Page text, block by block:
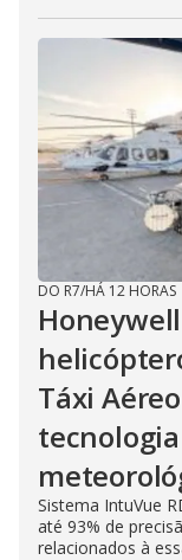
DO R7/HÁ 12 HORAS
Táxi
Sistema IntuVue
até 93% de
relacionados à